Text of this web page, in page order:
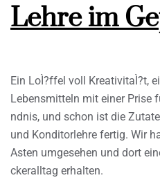
Lehre im
Ein LoÌ?ffel voll KreativitaÌ?t,
Lebensmitteln mit einer Prise
ndnis, und schon ist die
und Konditorlehre fertig. Wir
Asten umgesehen und dort
ckeralltag erhalten.